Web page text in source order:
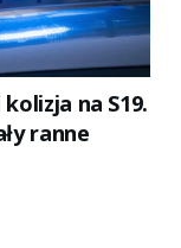
na S19.
ranne